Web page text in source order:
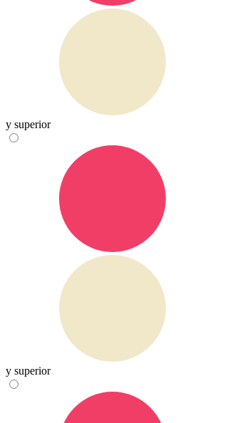
y superior
y superior